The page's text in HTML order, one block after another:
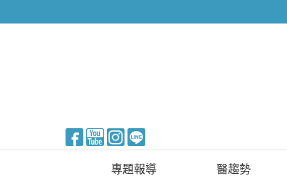
專題報導 醫趨勢